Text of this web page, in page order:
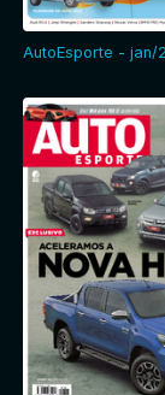
AutoEsporte - jan/